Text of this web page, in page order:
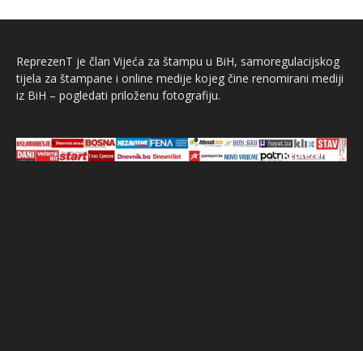
ReprezenT je član Vijeća za štampu u BiH, samoregulacijskog
tijela za štampane i online medije kojeg čine renomirani mediji
iz BiH – pogledati priloženu fotografiju.